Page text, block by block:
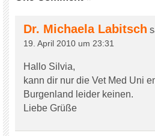
Dr. Michaela Labitsch
19. April 2010 um 23:31
Hallo Silvia,
kann dir nur die Vet Med Uni
Burgenland leider keinen.
Liebe Grüße